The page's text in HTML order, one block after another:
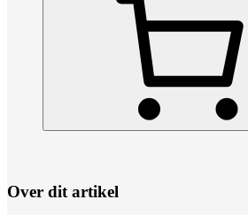
Over dit artikel